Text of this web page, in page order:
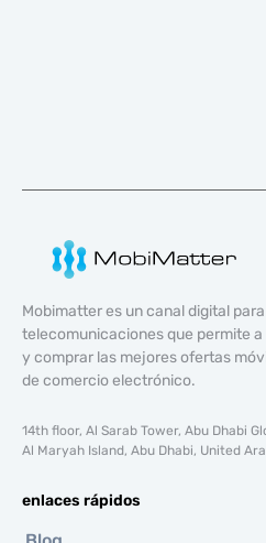
Mobimatter es un canal digital
telecomunicaciones que permite
y comprar las mejores ofertas
de comercio electrónico.
14th floor, Al Sarab Tower, Abu Dhabi
Al Maryah Island, Abu Dhabi, United
enlaces rápidos